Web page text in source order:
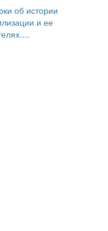
об истории
и ее